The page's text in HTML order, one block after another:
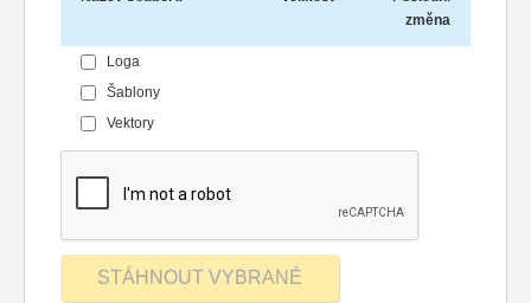
změna
Loga
Šablony
Vektory